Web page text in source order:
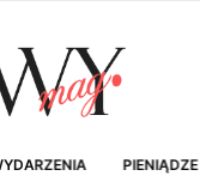
PIENIĄDZE